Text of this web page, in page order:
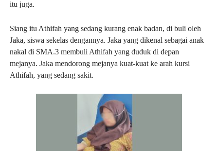
itu juga.
Siang itu Athifah yang sedang kurang enak badan, di buli oleh
Jaka, siswa sekelas dengannya. Jaka yang dikenal sebagai anak
nakal di SMA.3 membuli Athifah yang duduk di depan
mejanya. Jaka mendorong mejanya kuat-kuat ke arah kursi
Athifah, yang sedang sakit.